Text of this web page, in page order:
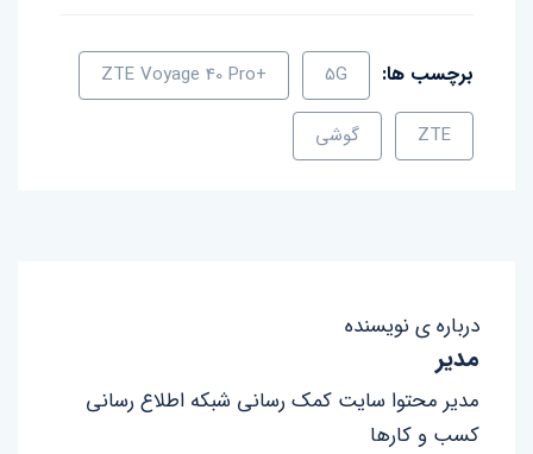
برچسب ها: 5G
+ZTE Voyage 40 Pro
ZTE گوشی
درباره ی نویسنده
مدیر
مدیر محتوا سایت کمک رسانی شبکه اطلاع رسانی
کسب و کارها